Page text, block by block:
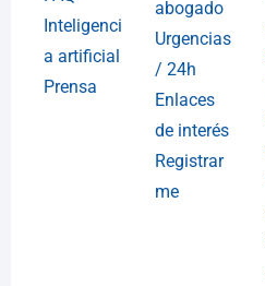
Inteligenci
a artificial
Prensa
abogado
Urgencias
/ 24h
Enlaces
de interés
Registrar
me